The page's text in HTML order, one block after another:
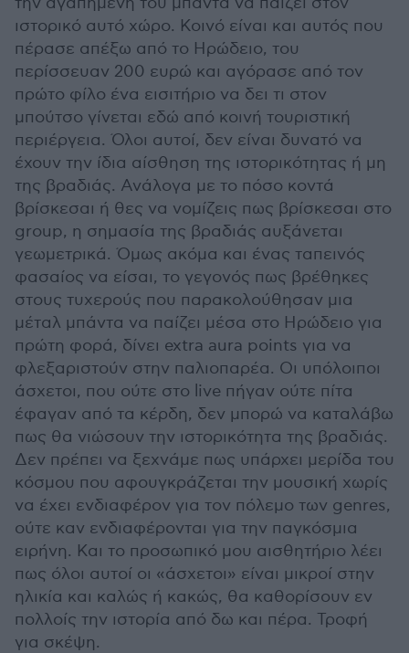
ιστορικό αυτό χώρο. Κοινό είναι και αυτός που
πέρασε απέξω από το Ηρώδειο, του
περίσσευαν 200 ευρώ και αγόρασε από τον
πρώτο φίλο ένα εισιτήριο να δει τι στον
μπούτσο γίνεται εδώ από κοινή τουριστική
περιέργεια. Όλοι αυτοί, δεν είναι δυνατό να
έχουν την ίδια αίσθηση της ιστορικότητας ή μη
της βραδιάς. Ανάλογα με το πόσο κοντά
βρίσκεσαι ή θες να νομίζεις πως βρίσκεσαι στο
group, η σημασία της βραδιάς αυξάνεται
γεωμετρικά. Όμως ακόμα και ένας ταπεινός
φασαίος να είσαι, το γεγονός πως βρέθηκες
στους τυχερούς που παρακολούθησαν μια
μέταλ μπάντα να παίζει μέσα στο Ηρώδειο για
πρώτη φορά, δίνει extra aura points για να
φλεξαριστούν στην παλιοπαρέα. Οι υπόλοιποι
άσχετοι, που ούτε στο live πήγαν ούτε πίτα
έφαγαν από τα κέρδη, δεν μπορώ να καταλάβω
πως θα νιώσουν την ιστορικότητα της βραδιάς.
Δεν πρέπει να ξεχνάμε πως υπάρχει μερίδα του
κόσμου που αφουγκράζεται την μουσική χωρίς
να έχει ενδιαφέρον για τον πόλεμο των genres,
ούτε καν ενδιαφέρονται για την παγκόσμια
ειρήνη. Και το προσωπικό μου αισθητήριο λέει
πως όλοι αυτοί οι «άσχετοι» είναι μικροί στην
ηλικία και καλώς ή κακώς, θα καθορίσουν εν
πολλοίς την ιστορία από δω και πέρα. Τροφή
για σκέψη.